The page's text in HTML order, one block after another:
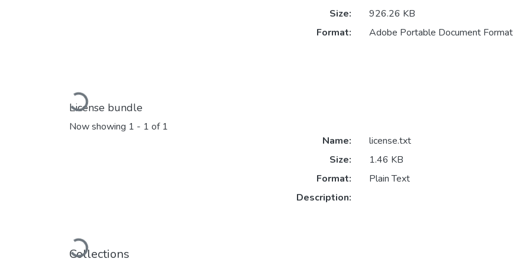
Loading...
Size:
926.26 KB
Format:
Adobe Portable Document Format
License bundle
Now showing 1 - 1 of 1
Name:
license.txt
Size:
1.46 KB
Format:
Plain Text
Description:
Collections